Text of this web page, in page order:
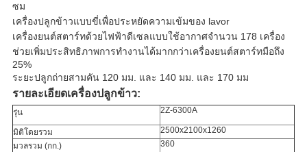
ซม
เครื่องปลูกข้าวแบบขี่เพื่อประหยัดความเข้มของ lavor
เครื่องยนต์สตาร์ทด้วยไฟฟ้าดีเซลแบบใช้อากาศจำนวน 178 เครื่อง
ช่วยเพิ่มประสิทธิภาพการทำงานได้มากกว่าเครื่องยนต์สตาร์ทมือถึง
25%
ระยะปลูกถ่ายสามคัน 120 มม. และ 140 มม. และ 170 มม
รายละเอียดเครื่องปลูกข้าว:
รุ่น 2Z-6300A
มิติโดยรวม
2500x2100x1260
มวลรวม (กก.)
360